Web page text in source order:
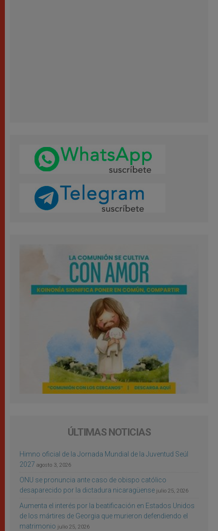
ÚLTIMAS NOTICIAS
Himno oficial de la Jornada Mundial de la Juventud Seúl
2027 agosto 3, 2026
ONU se pronuncia ante caso de obispo católico
desaparecido por la dictadura nicaragüense julio 25, 2026
Aumenta el interés por la beatificación en Estados Unidos
de los mártires de Georgia que murieron defendiendo el
matrimonio julio 25, 2026